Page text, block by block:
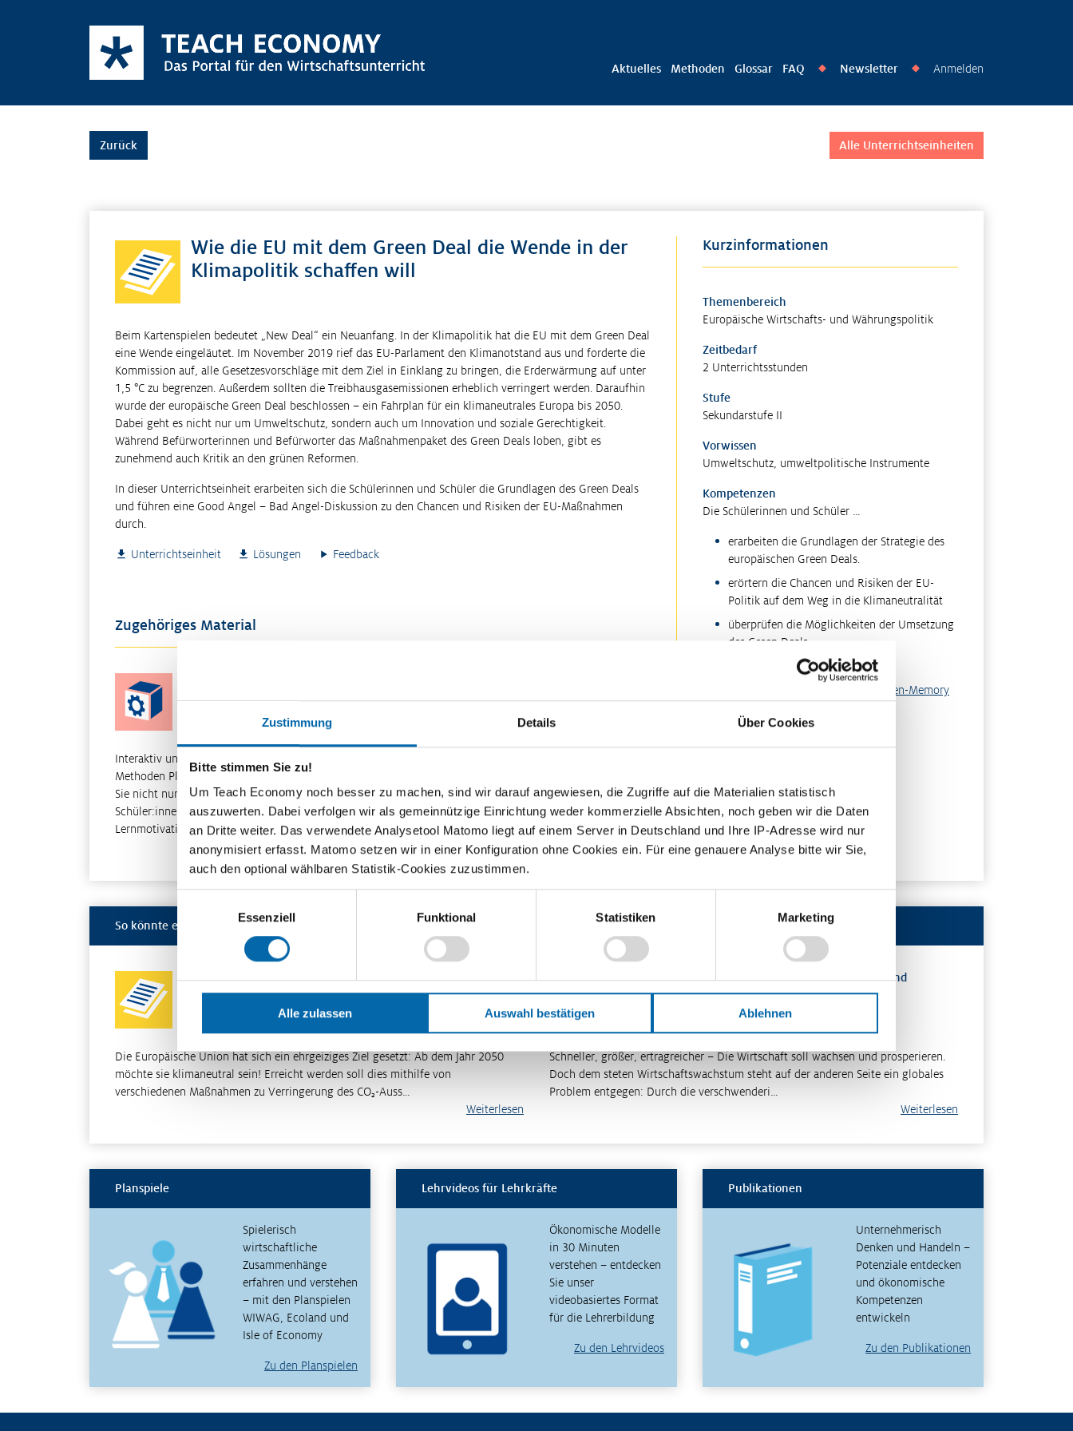
Zustimmung Details Über Cookies
Bitte stimmen Sie zu!
Um Teach Economy noch besser zu machen, sind wir darauf angewiesen, die Zugriffe auf die Materialien statistisch
auszuwerten. Dabei verfolgen wir als gemeinnützige Einrichtung weder kommerzielle Absichten, noch geben wir die Daten
an Dritte weiter. Das verwendete Analysetool Matomo liegt auf einem Server in Deutschland und Ihre IP-Adresse wird nur
anonymisiert erfasst. Matomo setzen wir in einer Konfiguration ohne Cookies ein. Für eine genauere Analyse bitte wir Sie,
auch den optional wählbaren Statistik-Cookies zuzustimmen.
Essenziell
Funktional Statistiken Marketing
Ablehnen
Auswahl bestätigen
Alle zulassen
Aktuelles Methoden Glossar FAQ ◆ Newsletter ◆ Anmelden
Zurück Alle Unterrichtseinheiten
Wie die EU mit dem Green Deal die Wende in der
Klimapolitik schaffen will
Beim Kartenspielen bedeutet „New Deal“ ein Neuanfang. In der Klimapolitik hat die EU mit dem Green Deal
eine Wende eingeläutet. Im November 2019 rief das EU-Parlament den Klimanotstand aus und forderte die
Kommission auf, alle Gesetzesvorschläge mit dem Ziel in Einklang zu bringen, die Erderwärmung auf unter
1,5 °C zu begrenzen. Außerdem sollten die Treibhausgasemissionen erheblich verringert werden. Daraufhin
wurde der europäische Green Deal beschlossen – ein Fahrplan für ein klimaneutrales Europa bis 2050.
Dabei geht es nicht nur um Umweltschutz, sondern auch um Innovation und soziale Gerechtigkeit.
Während Befürworterinnen und Befürworter das Maßnahmenpaket des Green Deals loben, gibt es
zunehmend auch Kritik an den grünen Reformen.
In dieser Unterrichtseinheit erarbeiten sich die Schülerinnen und Schüler die Grundlagen des Green Deals
und führen eine Good Angel – Bad Angel-Diskussion zu den Chancen und Risiken der EU-Maßnahmen
durch.
Unterrichtseinheit Lösungen Feedback
Zugehöriges Material
Interaktiv und kooperativ: Mit den digitalen
Methoden Placemat und Karten-Memory fördern
Sie nicht nur die sozialen Kompetenzen Ihrer
Schüler:innen, sondern steigern auch deren
Lernmotivation. Lehrkr…
Weiterlesen
ist groß. Denn Ihre Schülerinnen und Schüler
sammeln nicht nur Punkte für sich selbst, sondern
treten…
Weiterlesen
Kurzinformationen
Themenbereich
Europäische Wirtschafts- und Währungspolitik
Zeitbedarf
2 Unterrichtsstunden
Stufe
Sekundarstufe II
Vorwissen
Umweltschutz, umweltpolitische Instrumente
Kompetenzen
Die Schülerinnen und Schüler …
erarbeiten die Grundlagen der Strategie des
europäischen Green Deals.
erörtern die Chancen und Risiken der EU-
Politik auf dem Weg in die Klimaneutralität
überprüfen die Möglichkeiten der Umsetzung
des Green Deals.
Karten-Memory
Format
Fit for 55
Green Deal
Erscheinungsjahr
2024
So könnte es weitergehen
EU-Emissionshandel – ein erfolgreiches Instrument für mehr
Klimaschutz?
Die Europäische Union hat sich ein ehrgeiziges Ziel gesetzt: Ab dem Jahr 2050
möchte sie klimaneutral sein! Erreicht werden soll dies mithilfe von
verschiedenen Maßnahmen zu Verringerung des CO₂-Auss…
Weiterlesen
Mission (im-)possible?! Sind Wirtschaftswachstum und
Klimaschutz vereinbar?
Schneller, größer, ertragreicher – Die Wirtschaft soll wachsen und prosperieren.
Doch dem steten Wirtschaftswachstum steht auf der anderen Seite ein globales
Problem entgegen: Durch die verschwenderi…
Weiterlesen
Planspiele
Spielerisch
wirtschaftliche
Zusammenhänge
erfahren und verstehen
– mit den Planspielen
WIWAG, Ecoland und
Isle of Economy
Zu den Planspielen
Lehrvideos für Lehrkräfte
Ökonomische Modelle
in 30 Minuten
verstehen – entdecken
Sie unser
videobasiertes Format
für die Lehrerbildung
Zu den Lehrvideos
Publikationen
Unternehmerisch
Denken und Handeln –
Potenziale entdecken
und ökonomische
Kompetenzen
entwickeln
Zu den Publikationen